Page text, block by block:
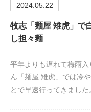
2024.05.22
牧志「麺屋 雉虎」で
し担々麺
平年よりも遅れて梅雨
ん「麺屋 雉虎」では冷
とで早速行ってきました